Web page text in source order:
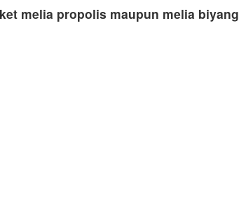
melia propolis maupun melia biyang